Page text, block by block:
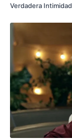
Verdadera Intimidad